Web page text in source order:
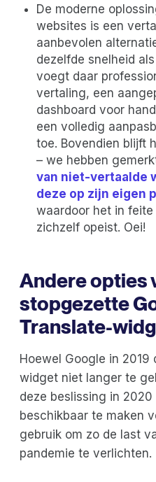
De moderne
websites is een
aanbevolen
dezelfde snelheid
voegt daar
vertaling, een
dashboard voor
een volledig
toe. Bovendien blijft
– we hebben
van niet-vertaalde
deze op zijn eigen
waardoor het in
zichzelf opeist. Oei!
Andere opties
stopgezette
Translate-
Hoewel Google in 2019
widget niet langer te
deze beslissing in
beschikbaar te maken
gebruik om zo de last
pandemie te verlichten.